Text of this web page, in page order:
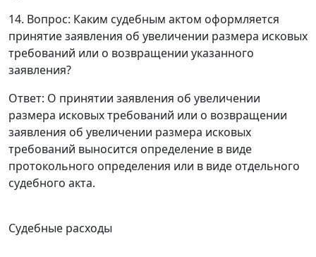
14. Вопрос: Каким судебным актом оформляется
принятие заявления об увеличении размера исковых
требований или о возвращении указанного
заявления?
Ответ: О принятии заявления об увеличении
размера исковых требований или о возвращении
заявления об увеличении размера исковых
требований выносится определение в виде
протокольного определения или в виде отдельного
судебного акта.
Судебные расходы